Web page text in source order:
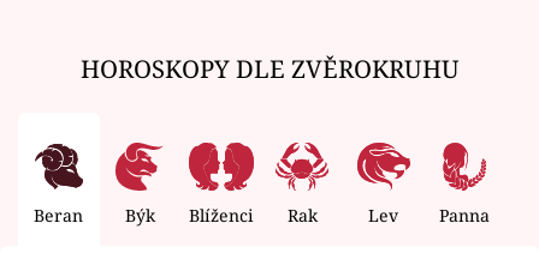
HOROSKOPY DLE ZVĚROKRUHU
Beran Býk Blíženci Rak Lev Panna